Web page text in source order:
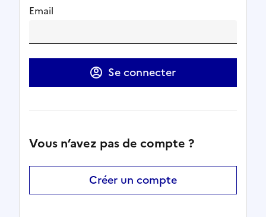
Email
Se connecter
Vous n’avez pas de compte ?
Créer un compte